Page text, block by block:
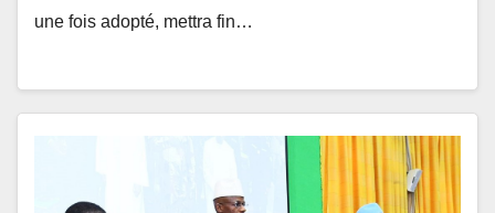
une fois adopté, mettra fin…